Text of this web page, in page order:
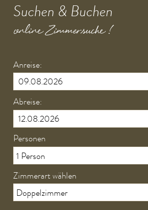
Suchen & Buchen
online Zimmersuche !
Anreise:
Abreise:
Personen
Zimmerart wählen